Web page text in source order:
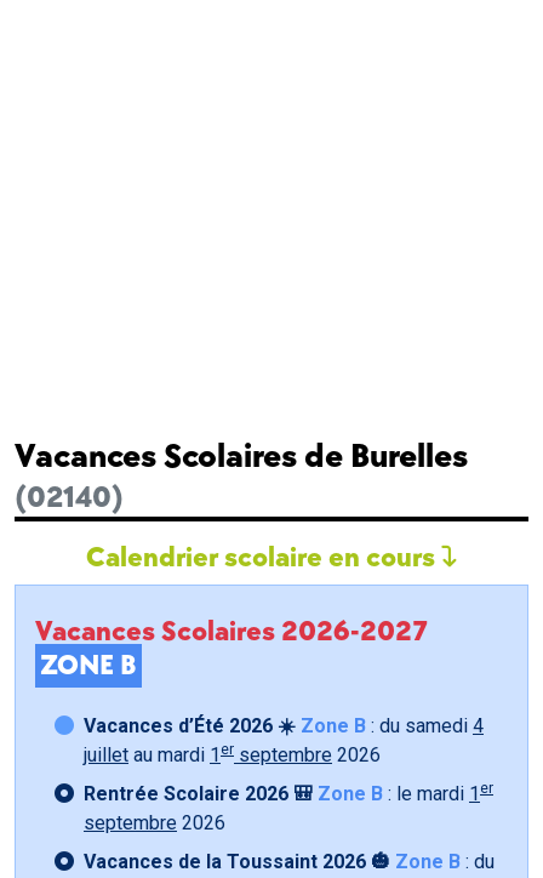
Vacances Scolaires de Burelles
(02140)
Calendrier scolaire en cours
Vacances Scolaires 2026-2027
ZONE B
Vacances d’Été 2026 ☀️ Zone B : du samedi 4
juillet au mardi 1 er septembre 2026
Rentrée Scolaire 2026 🎒 Zone B : le mardi 1 er
septembre 2026
Vacances de la Toussaint 2026 🎃 Zone B : du